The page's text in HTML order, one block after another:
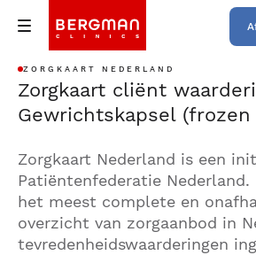
ZORGKAART NEDERLAND
Zorgkaart cliënt
Gewrichtskapsel
Zorgkaart Nederland is een
Patiëntenfederatie
het meest complete en
overzicht van zorgaanbod in
tevredenheidswaarderingen